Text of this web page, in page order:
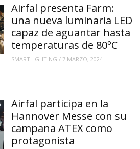
Airfal presenta Farm:
una nueva luminaria LED
capaz de aguantar hasta
temperaturas de 80ºC
SMARTLIGHTING / 7 MARZO, 2024
Airfal participa en la
Hannover Messe con su
campana ATEX como
protagonista